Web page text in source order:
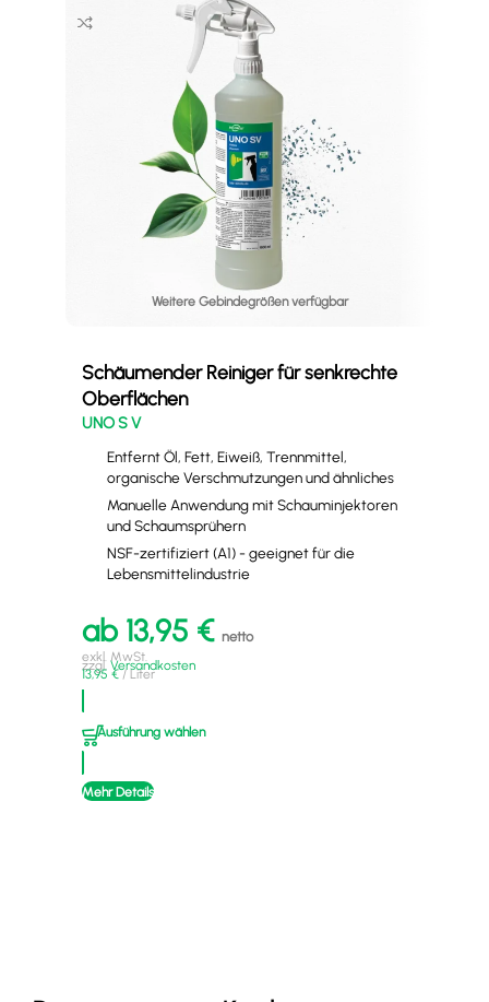
Weitere Gebindegrößen verfügbar
Schäumender Reiniger für senkrechte
Oberflächen
UNO S V
Entfernt Öl, Fett, Eiweiß, Trennmittel,
organische Verschmutzungen und ähnliches
Manuelle Anwendung mit Schauminjektoren
und Schaumsprühern
NSF-zertifiziert (A1) - geeignet für die
Lebensmittelindustrie
ab 13,95 € netto
exkl. MwSt.
zzgl. Versandkosten
13,95 €/Liter
Ausführung wählen
Mehr Details